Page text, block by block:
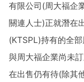
有限公司(周大福企
關連人士)正就潛在
(KTSPL)持有的全
與周大福企業尚未
在出售仍有待(除其